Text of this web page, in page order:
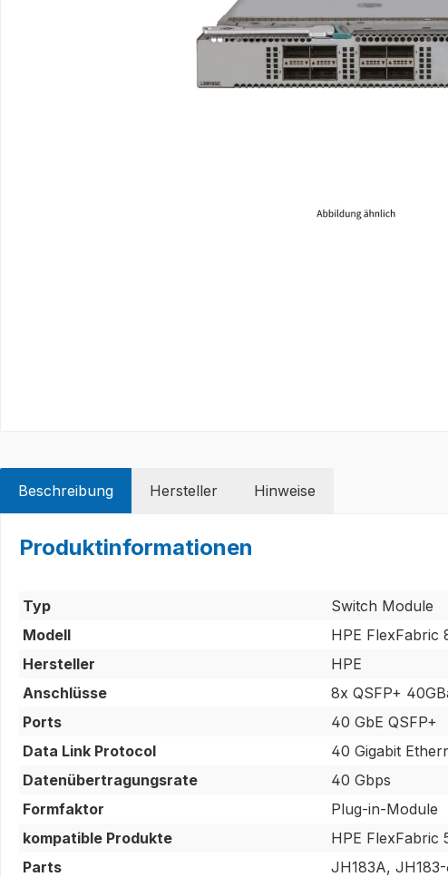
Beschreibung Hersteller Hinweise
Produktinformationen
Typ
Switch Module
Modell
HPE FlexFabric
Hersteller
HPE
Anschlüsse
8x QSFP+
Ports
40 GbE QSFP+
Data Link Protocol
40 Gigabit
Datenübertragungsrate
40 Gbps
Formfaktor
Plug-in-Module
kompatible Produkte
HPE FlexFabric
Parts
JH183A, JH183-